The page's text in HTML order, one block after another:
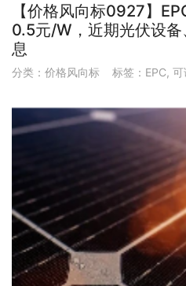
【价格风向标0927】
0.5元/W，近期光伏设
息
分类： 价格风向标 标签： EPC, 可